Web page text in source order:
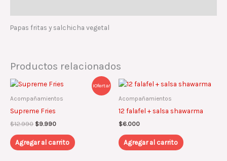
Papas fritas y salchicha vegetal
Productos relacionados
¡Oferta!
Acompañamientos
Supreme Fries
$12.990
El
original
$12.990.
$9.990
El
actual
Agregar al carrito
Acompañamientos
12 falafel + salsa shawarma
$6.000
Agregar al carrito